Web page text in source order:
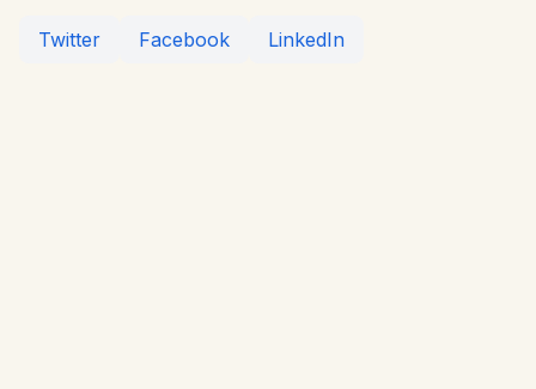
Twitter Facebook LinkedIn